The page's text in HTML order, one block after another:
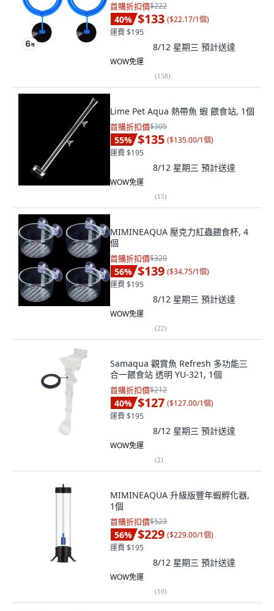
首購折扣價$222
40% $133 ($22.17/1個)
運費 $195
8/12 星期三 預計送達
WOW免運
(158)
Lime Pet Aqua 熱帶魚 蝦 餵食站, 1個
首購折扣價$305
55% $135 ($135.00/1個)
運費 $195
8/12 星期三 預計送達
WOW免運
(15)
MIMINEAQUA 壓克力紅蟲餵食杯, 4
個
首購折扣價$320
56% $139 ($34.75/1個)
運費 $195
8/12 星期三 預計送達
WOW免運
(22)
Samaqua 觀賞魚 Refresh 多功能三
合一餵食站 透明 YU-321, 1個
首購折扣價$212
40% $127 ($127.00/1個)
運費 $195
8/12 星期三 預計送達
WOW免運
(2)
MIMINEAQUA 升級版豐年蝦孵化器,
1個
首購折扣價$523
56% $229 ($229.00/1個)
運費 $195
8/12 星期三 預計送達
WOW免運
(10)